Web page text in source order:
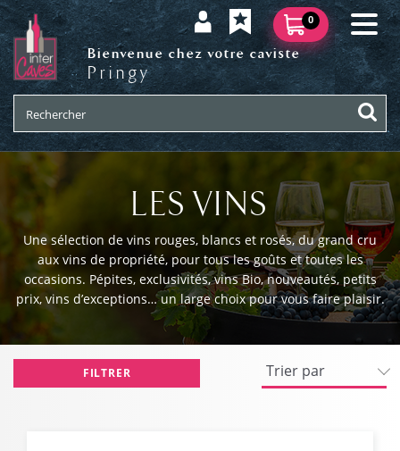
0
Bienvenue chez votre caviste
Pringy
LES VINS
Une sélection de vins rouges, blancs et rosés, du grand cru
aux vins de propriété, pour tous les goûts et toutes les
occasions. Pépites, exclusivités, vins Bio, nouveautés, petits
prix, vins d’exceptions… un large choix pour vous faire plaisir.
FILTRER